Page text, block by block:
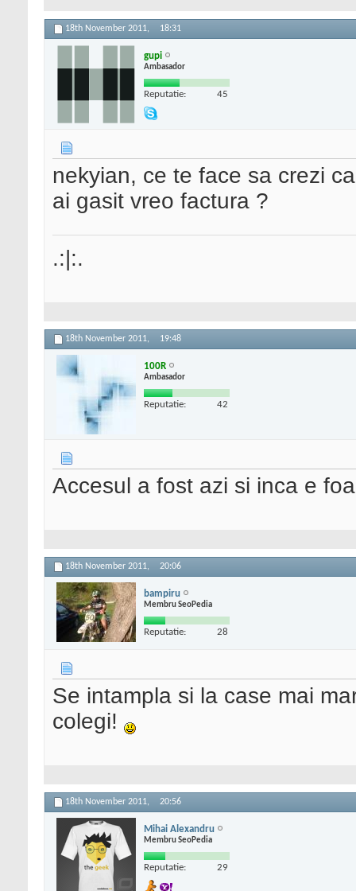
18th November 2011, 18:31
gupi
Ambasador
Reputatie: 45
nekyian, ce te face sa crezi
ai gasit vreo factura ?
.:|:.
18th November 2011, 19:48
100R
Ambasador
Reputatie: 42
Accesul a fost azi si inca e
18th November 2011, 20:06
bampiru
Membru SeoPedia
Reputatie: 28
Se intampla si la case mai
colegi!
18th November 2011, 20:56
Mihai Alexandru
Membru SeoPedia
Reputatie: 29